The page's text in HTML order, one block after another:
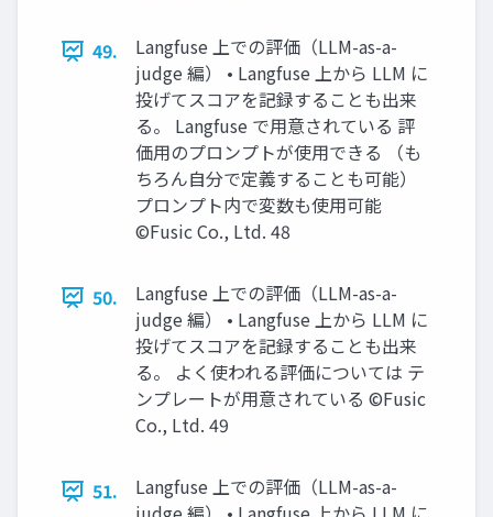
49.
Langfuse 上での評価（LLM-as-a-
judge 編） • Langfuse 上から LLM に
投げてスコアを記録することも出来
る。 Langfuse で用意されている 評
価用のプロンプトが使用できる （も
ちろん自分で定義することも可能）
プロンプト内で変数も使用可能
©Fusic Co., Ltd. 48
50.
Langfuse 上での評価（LLM-as-a-
judge 編） • Langfuse 上から LLM に
投げてスコアを記録することも出来
る。 よく使われる評価については テ
ンプレートが用意されている ©Fusic
Co., Ltd. 49
51.
Langfuse 上での評価（LLM-as-a-